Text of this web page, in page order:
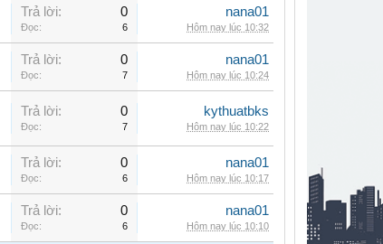
Trả lời: 0
Đọc: 6
nana01
Hôm nay lúc 10:32
Trả lời: 0
Đọc: 7
nana01
Hôm nay lúc 10:24
Trả lời: 0
Đọc: 7
kythuatbks
Hôm nay lúc 10:22
Trả lời: 0
Đọc: 6
nana01
Hôm nay lúc 10:17
Trả lời: 0
Đọc: 6
nana01
Hôm nay lúc 10:10